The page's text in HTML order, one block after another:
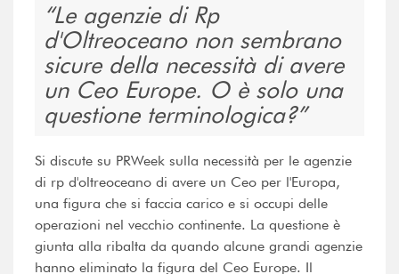
Le agenzie di Rp
d'Oltreoceano non sembrano
sicure della necessità di avere
un Ceo Europe. O è solo una
questione terminologica?
Si discute su PRWeek sulla necessità per le agenzie
di rp d'oltreoceano di avere un Ceo per l'Europa,
una figura che si faccia carico e si occupi delle
operazioni nel vecchio continente. La questione è
giunta alla ribalta da quando alcune grandi agenzie
hanno eliminato la figura del Ceo Europe. Il